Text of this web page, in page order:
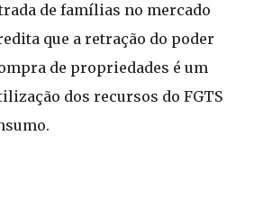
de famílias no mercado
que a retração do poder
de propriedades é um
dos recursos do FGTS